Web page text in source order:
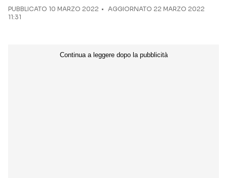
PUBBLICATO 10 MARZO 2022
AGGIORNATO 22 MARZO 2022
11:31